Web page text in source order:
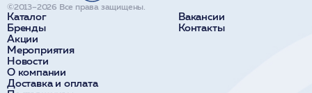
Каталог
Бренды
Акции
Мероприятия
Новости
О компании
Доставка и оплата
Вакансии
Контакты
©2013–2026 Все права защищены.